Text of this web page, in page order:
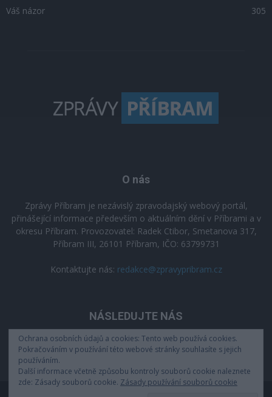
Váš názor
305
O nás
Zprávy Příbram je nezávislý zpravodajský webový portál,
přinášející informace především o aktuálním dění v Příbrami a v
okresu Příbram. Provozovatel: Radek Ctibor, Smetanova 317,
Příbram III, 26101 Příbram, IČO: 63799731
Kontaktujte nás: redakce@zpravypribram.cz
NÁSLEDUJTE NÁS
Ochrana osobních údajů a cookies: Tento web používá cookies.
Pokračováním v používání této webové stránky souhlasíte s jejich
používáním.
Další informace včetně způsobu kontroly souborů cookie naleznete
zde: Zásady souborů cookie. Zásady používání souborů cookie